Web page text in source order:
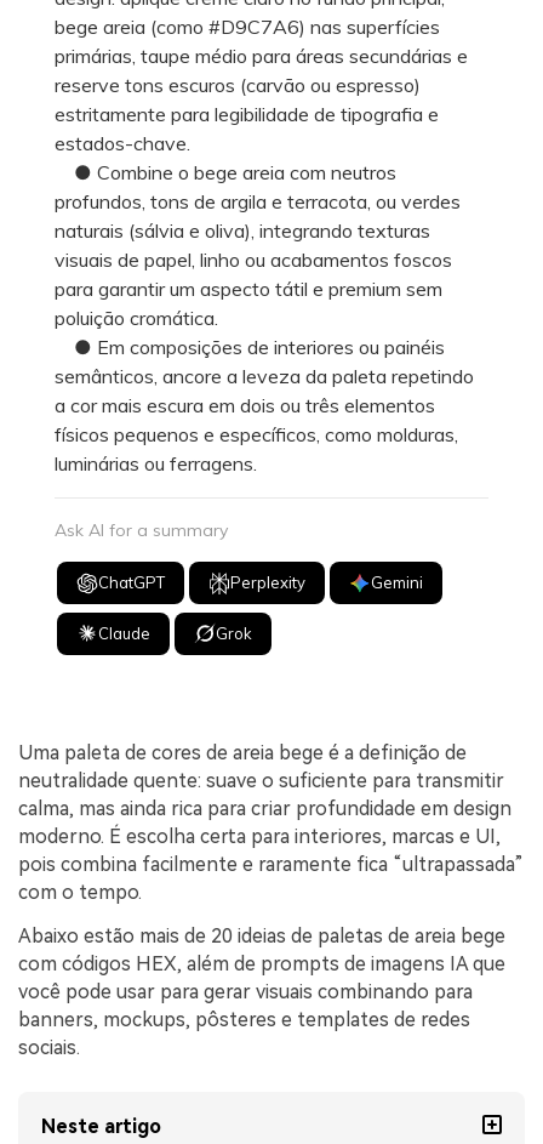
bege areia (como #D9C7A6) nas superfícies
primárias, taupe médio para áreas secundárias e
reserve tons escuros (carvão ou espresso)
estritamente para legibilidade de tipografia e
estados-chave.
● Combine o bege areia com neutros
profundos, tons de argila e terracota, ou verdes
naturais (sálvia e oliva), integrando texturas
visuais de papel, linho ou acabamentos foscos
para garantir um aspecto tátil e premium sem
poluição cromática.
● Em composições de interiores ou painéis
semânticos, ancore a leveza da paleta repetindo
a cor mais escura em dois ou três elementos
físicos pequenos e específicos, como molduras,
luminárias ou ferragens.
Ask AI for a summary
ChatGPT Perplexity Gemini
Claude Grok
Uma paleta de cores de areia bege é a definição de
neutralidade quente: suave o suficiente para transmitir
calma, mas ainda rica para criar profundidade em design
moderno. É escolha certa para interiores, marcas e UI,
pois combina facilmente e raramente fica “ultrapassada”
com o tempo.
Abaixo estão mais de 20 ideias de paletas de areia bege
com códigos HEX, além de prompts de imagens IA que
você pode usar para gerar visuais combinando para
banners, mockups, pôsteres e templates de redes
sociais.
Neste artigo